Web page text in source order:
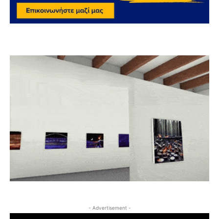
- Advertisement -